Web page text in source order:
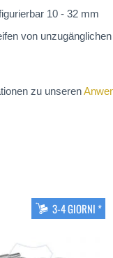
10 - 32 mm
von
zu unseren
3-4 GIORNI *